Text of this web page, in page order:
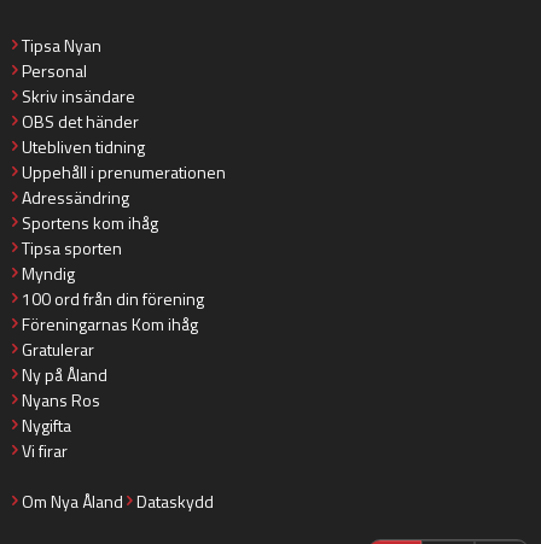
Tipsa Nyan
Personal
Skriv insändare
OBS det händer
Utebliven tidning
Uppehåll i prenumerationen
Adressändring
Sportens kom ihåg
Tipsa sporten
Myndig
100 ord från din förening
Föreningarnas Kom ihåg
Gratulerar
Ny på Åland
Nyans Ros
Nygifta
Vi firar
Om Nya Åland Dataskydd